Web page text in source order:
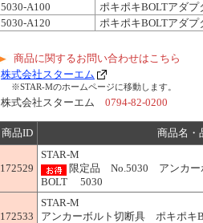
5030-A100
ポキポキBOLTアダプ
5030-A120
ポキポキBOLTアダプ
商品に関するお問い合わせはこちら
株式会社スターエム
※STAR-Mのホームページに移動します。
株式会社スターエム 0794-82-0200
商品ID 商品名・
172529
STAR-M
限定品 No.5030 アンカ
BOLT 5030
172533
STAR-M
アンカーボルト切断具 ポキポ